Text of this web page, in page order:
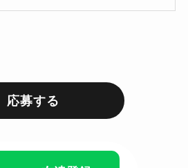
応募する